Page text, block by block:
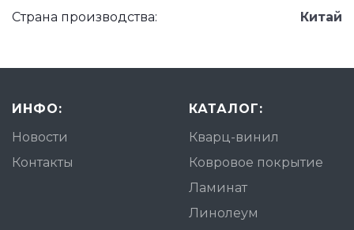
Страна производства:
Китай
ИНФО:
Новости
Контакты
КАТАЛОГ:
Кварц-винил
Ковровое покрытие
Ламинат
Линолеум